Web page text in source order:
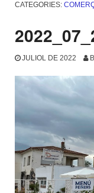
CATEGORIES:
JULIOL DE 2022